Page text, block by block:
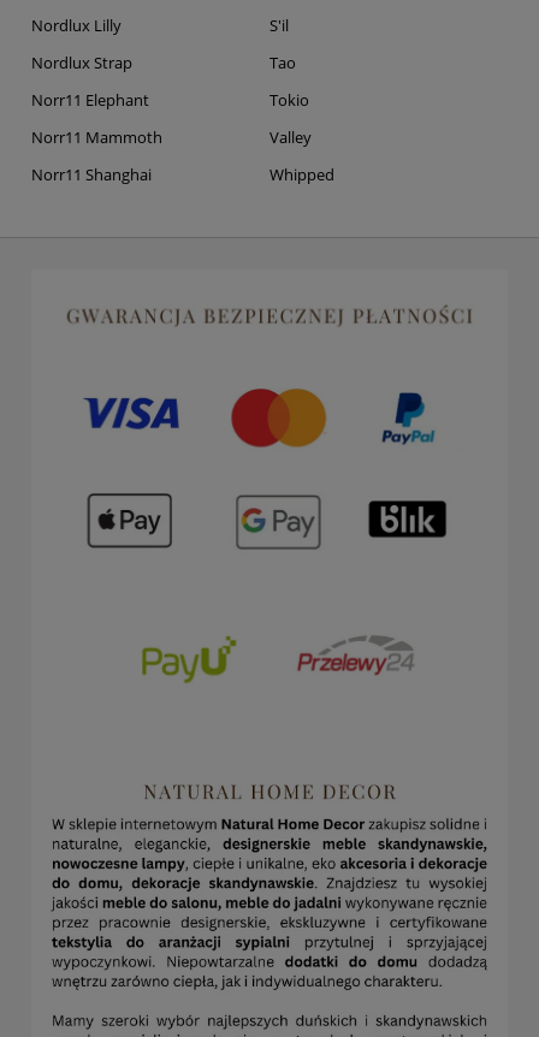
Nordlux Lilly
Nordlux Strap
Norr11 Elephant
Norr11 Mammoth
Norr11 Shanghai
S'il
Tao
Tokio
Valley
Whipped